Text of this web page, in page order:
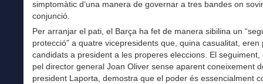
simptomàtic d’una manera de governar a tres bandes on
conjunció.
Per arranjar el pati, el Barça ha fet de manera sibilina un
protecció” a quatre vicepresidents que, quina casualitat, eren
candidats a president a les properes eleccions. El seguiment,
pel director general Joan Oliver sense aparent coneixement
president Laporta, demostra que el poder és essencialment